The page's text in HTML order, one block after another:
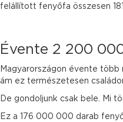
felállított fenyőfa összesen
Évente 2 200
Magyarországon évente
ám ez természetesen
De gondoljunk csak bele. Mi
Ez a 176 000 000 darab